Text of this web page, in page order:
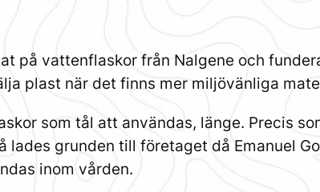
på vattenflaskor från Nalgene och
plast när det finns mer miljövänliga
som tål att användas, länge. Precis
lades grunden till företaget då Emanuel
inom vården.